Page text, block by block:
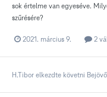
sok értelme van egyeséve.
szűrésére?
2021. március 9. 2
H.Tibor elkezdte követni